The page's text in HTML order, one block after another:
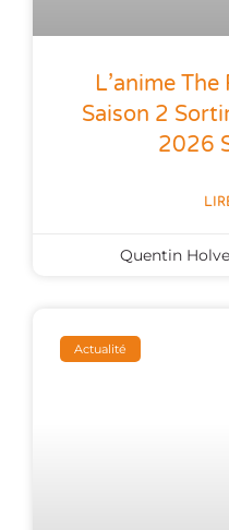
L’anime
Saison 2
2026
Quentin
Actualité